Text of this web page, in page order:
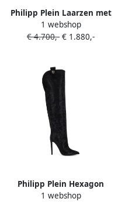
Philipp Plein Laarzen met
vlammenprint Beige
1 webshop
€ 4.700,- € 1.880,-
Philipp Plein Hexagon
laarzen met hoge hak Zwart
1 webshop